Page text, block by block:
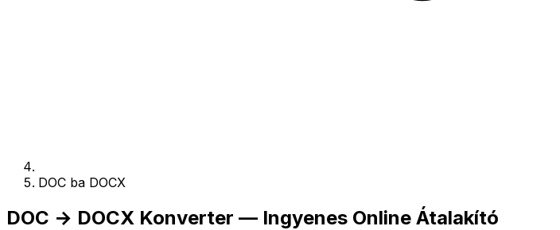
DOC ba DOCX
DOC → DOCX Konverter — Ingyenes Online Átalakító